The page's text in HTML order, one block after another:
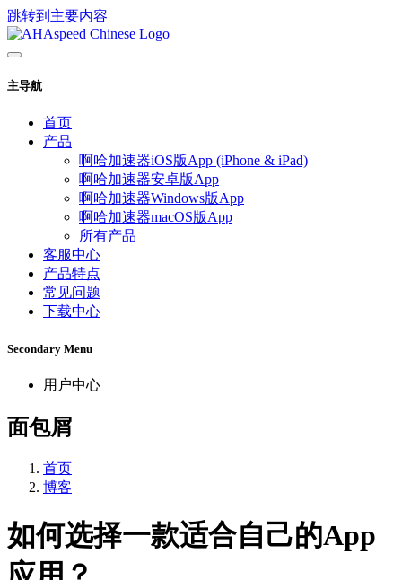
跳转到主要内容
主导航
首页
产品
啊哈加速器iOS版App (iPhone & iPad)
啊哈加速器安卓版App
啊哈加速器Windows版App
啊哈加速器macOS版App
所有产品
客服中心
产品特点
常见问题
下载中心
Secondary Menu
用户中心
面包屑
首页
博客
如何选择一款适合自己的App